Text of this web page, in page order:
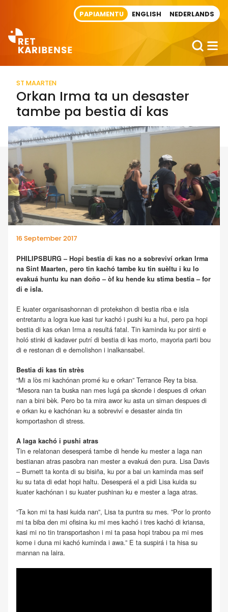
PAPIAMENTU ENGLISH NEDERLANDS
ST MAARTEN
Orkan Irma ta un desaster
tambe pa bestia di kas
16 September 2017
PHILIPSBURG – Hopi bestia di kas no a sobreviví orkan Irma
na Sint Maarten, pero tin kachó tambe ku tin suèltu i ku lo
evakuá huntu ku nan doño – òf ku hende ku stima bestia – for
di e isla.
E kuater organisashonnan di protekshon di bestia riba e isla
entretantu a logra kue kasi tur kachó i pushi ku a hui, pero pa hopi
bestia di kas orkan Irma a resultá fatal. Tin kaminda ku por sinti e
holó stinki di kadaver putrí di bestia di kas morto, mayoria parti bou
di e restonan di e demolishon i inalkansabel.
Bestia di kas tin strès
“Mi a lòs mi kachónan promé ku e orkan” Terrance Rey ta bisa.
“Mesora nan ta buska nan mes lugá pa skonde i despues di orkan
nan a bini bèk. Pero bo ta mira awor ku asta un siman despues di
e orkan ku e kachónan ku a sobreviví e desaster ainda tin
komportashon di stress.
A laga kachó i pushi atras
Tin e relatonan desesperá tambe di hende ku mester a laga nan
bestianan atras pasobra nan mester a evakuá den pura. Lisa Davis
– Burnett ta konta di su bisiña, ku por a bai un kaminda mas seif
ku su tata di edat hopi haltu. Desesperá el a pidi Lisa kuida su
kuater kachónan i su kuater pushinan ku e mester a laga atras.
“Ta kon mi ta hasi kuida nan”, Lisa ta puntra su mes. ”Por lo pronto
mi ta biba den mi ofisina ku mi mes kachó i tres kachó di kriansa,
kasi mi no tin transportashon i mi ta pasa hopi trabou pa mi mes
kome i duna mi kachó kuminda i awa.” E ta suspirá i ta hisa su
mannan na laira.